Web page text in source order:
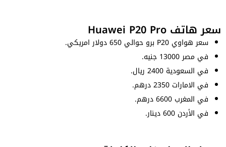
سعر هاتف Huawei P20 Pro
سعر هواوي P20 برو حوالي 650 دولار امريكي.
في مصر 13000 جنيه.
في السعودية 2400 ريال.
في الامارات 2350 درهم.
في المغرب 6600 درهم.
في الأردن 600 دينار.